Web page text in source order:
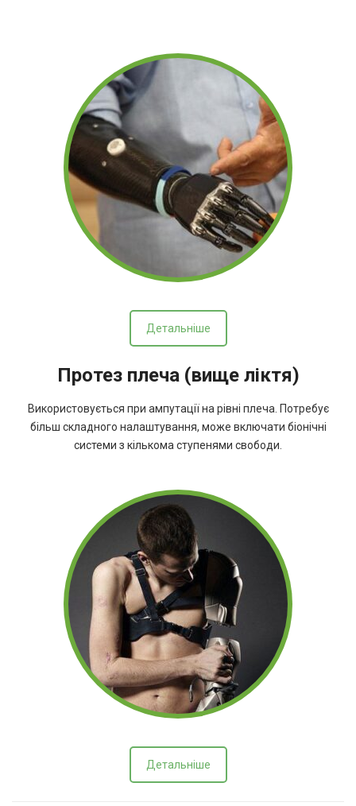
Детальніше
Протез плеча (вище ліктя)
Використовується при ампутації на рівні плеча. Потребує
більш складного налаштування, може включати біонічні
системи з кількома ступенями свободи.
Детальніше